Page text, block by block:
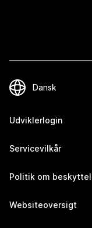
Udviklerlogin
Servicevilkår
Politik om
Websiteoversigt